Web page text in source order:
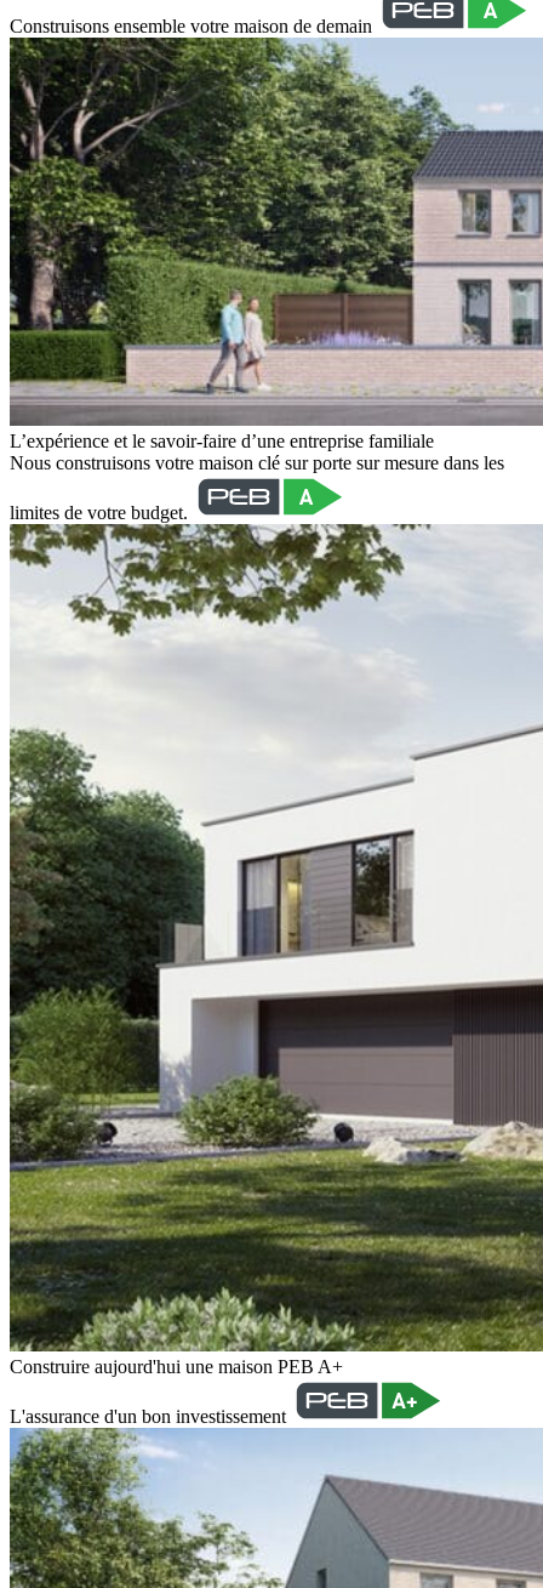
Construisons ensemble votre maison de demain
L’expérience et le savoir-faire d’une entreprise familiale
Nous construisons votre maison clé sur porte sur mesure dans les
limites de votre budget.
Construire aujourd'hui une maison PEB A+
L'assurance d'un bon investissement